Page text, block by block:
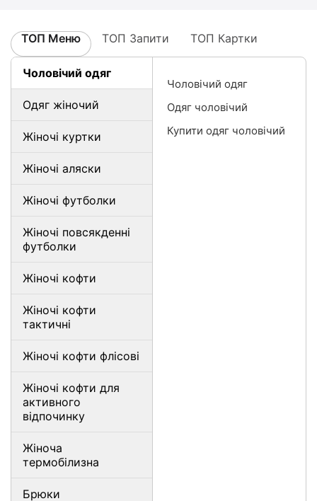
ТОП Меню ТОП Запити ТОП Картки
Чоловічий одяг
Одяг жіночий
Жіночі куртки
Жіночі аляски
Жіночі футболки
Жіночі повсякденні
футболки
Жіночі кофти
Жіночі кофти
тактичні
Жіночі кофти флісові
Жіночі кофти для
активного
відпочинку
Жіноча
термобілизна
Брюки
Чоловічий одяг
Одяг чоловічий
Купити одяг чоловічий